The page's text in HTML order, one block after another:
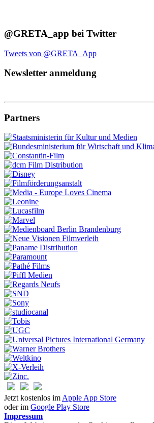
@GRETA_app bei Twitter
Tweets von @GRETA_App
Newsletter anmeldung
Partners
Jetzt kostenlos im Apple App Store
oder im Google Play Store
Impressum